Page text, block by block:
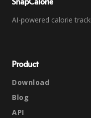
SnapCalorie
AI-powered calorie
Product
Download
Blog
API